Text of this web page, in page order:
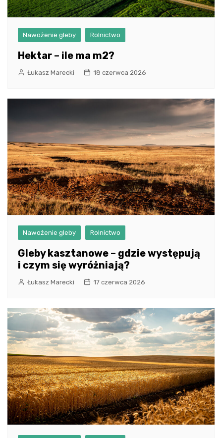
Nawożenie gleby Rolnictwo
Hektar – ile ma m2?
Łukasz Marecki 18 czerwca 2026
Nawożenie gleby Rolnictwo
Gleby kasztanowe – gdzie występują
i czym się wyróżniają?
Łukasz Marecki 17 czerwca 2026